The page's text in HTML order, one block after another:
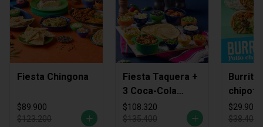
Fiesta Chingona
$89.900
$123.200
Fiesta Taquera +
3 Coca-Cola
Zero
$108.320
$135.400
Burrito
$29.900
$38.400